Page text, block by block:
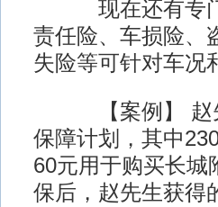
现在还有专门
责任险、车损险、
失险等可针对车况
【案例】 赵先
保障计划，其中
60元用于购买长城
保后，赵先生获得